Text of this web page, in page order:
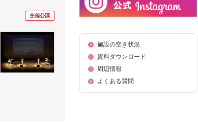
主催公演
施設の空き状況
資料ダウンロード
周辺情報
よくある質問